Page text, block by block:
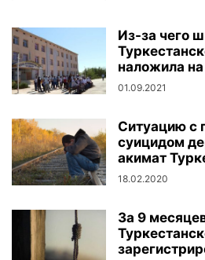
Из-за чего
наложила
01.09.2021
Ситуацию с
суицидом
акимат
18.02.2020
За 9